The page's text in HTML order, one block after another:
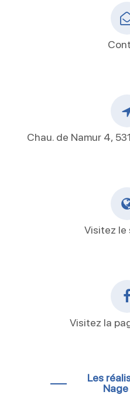
Chau. de Namur 4,
Visitez le
Visitez la
Les